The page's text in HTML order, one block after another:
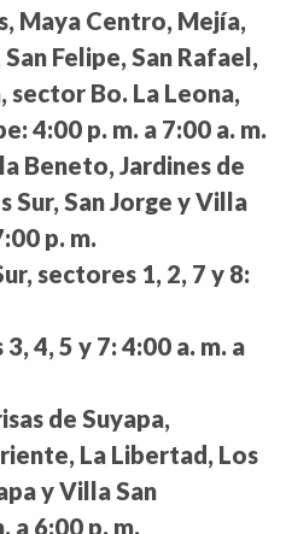
Maya Centro, Mejía,
Felipe, San Rafael,
sector Bo. La Leona,
4:00 p. m. a 7:00 a. m.
Beneto, Jardines de
San Jorge y Villa
p. m.
sectores 1, 2, 7 y 8:
4, 5 y 7: 4:00 a. m. a
de Suyapa,
La Libertad, Los
y Villa San
a 6:00 p. m.